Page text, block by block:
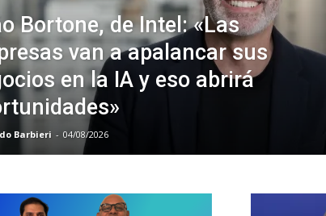
Bortone, de Intel: «Las
van a apalancar sus
en la IA y eso abrirá
Barbieri - 04/08/2026